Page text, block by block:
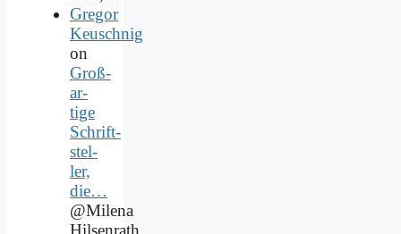
Gregor
Keuschnig
on
Groß­
ar­
ti­ge
Schrift­
stel­
ler,
die…
@Milena
Hilsenrath,